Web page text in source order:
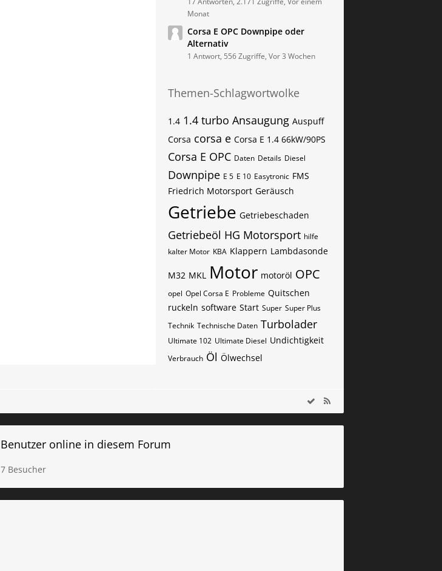
Monat
Corsa E OPC Downpipe oder
Alternativ
1 Antwort, 556 Zugriffe, Vor 3 Wochen
Themen-Schlagwortwolke
1.4 1.4 turbo Ansaugung Auspuff
Corsa corsa e Corsa E 1.4 66kW/90PS
Corsa E OPC Daten Details Diesel
Downpipe E 5 E 10 Easytronic FMS
Friedrich Motorsport Geräusch
Getriebe Getriebeschaden
Getriebeöl HG Motorsport hilfe
kalter Motor KBA Klappern Lambdasonde
M32 MKL Motor motoröl OPC
opel Opel Corsa E Probleme Quitschen
ruckeln software Start Super Super Plus
Technik Technische Daten Turbolader
Ultimate 102 Ultimate Diesel Undichtigkeit
Verbrauch Öl Ölwechsel
Benutzer online in diesem Forum
7 Besucher